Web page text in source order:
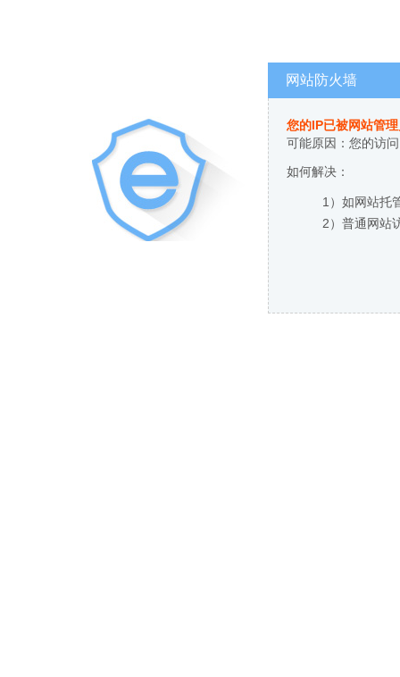
网站防火墙
您的IP已被网站管
可能原因：您的访
如何解决：
1）如网站托
2）普通网站